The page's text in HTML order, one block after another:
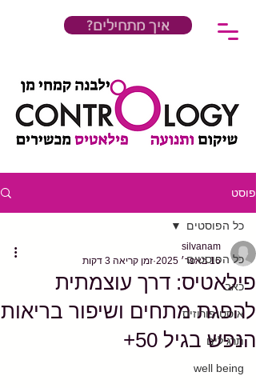
?איך מתחילים
פוסט
כל הפוסטים
כאב
אוסטופורוזיס
תרגילים
well being
כל הפוסטים
פילאטיס: דרך עוצמתית
להפגת מתחים ושיפור בריאות
הנפש בגיל 50+
silvanam
16 באפר׳ 2025
זמן קריאה 3 דקות